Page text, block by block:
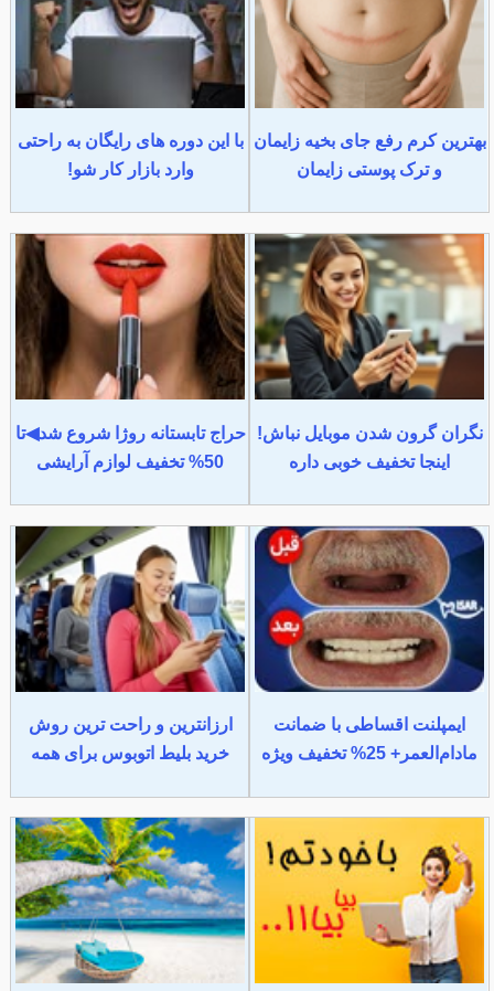
بهترین کرم رفع جای بخیه زایمان
و ترک پوستی زایمان
با این دوره های رایگان به راحتی
وارد بازار کار شو!
نگران گرون شدن موبایل نباش!
اینجا تخفیف خوبی داره
حراج تابستانه روژا شروع شد◀تا
50% تخفیف لوازم آرایشی
ایمپلنت اقساطی با ضمانت
مادام‌العمر+ 25% تخفیف ویژه
ارزانترین و راحت ترین روش
خرید بلیط اتوبوس برای همه